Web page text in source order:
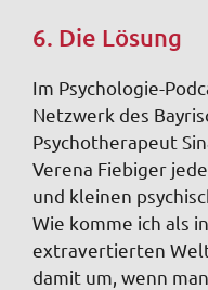
6. Die Lösung
Im Psychologie-
Netzwerk des
Psychotherapeut
Verena Fiebiger
und kleinen
Wie komme ich als
extravertierten
damit um, wenn